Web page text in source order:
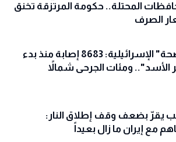
المحتلة.. حكومة المرتزقة تخنق
الصرف
"الصحة" الإسرائيلية: 8683 إصابة منذ بدء
الأسد".. ومئات الجرحى شمالاً
يقرّ بضعف وقف إطلاق النار:
مع إيران ما زال بعيداً